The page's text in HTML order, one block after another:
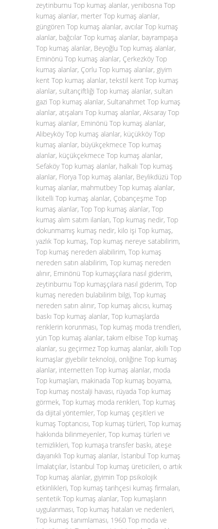
zeytinburnu Top kumaş alanlar, yenibosna Top
kumaş alanlar, merter Top kumaş alanlar,
güngören Top kumaş alanlar, avcılar Top kumaş
alanlar, bağcılar Top kumaş alanlar, bayrampaşa
Top kumaş alanlar, Beyoğlu Top kumaş alanlar,
Eminönü Top kumaş alanlar, Çerkezköy Top
kumaş alanlar, Çorlu Top kumaş alanlar, giyim
kent Top kumaş alanlar, tekstil kent Top kumaş
alanlar, sultançiftliği Top kumaş alanlar, sultan
gazi Top kumaş alanlar, Sultanahmet Top kumaş
alanlar, atışalanı Top kumaş alanlar, Aksaray Top
kumaş alanlar, Eminönü Top kumaş alanlar,
Alibeyköy Top kumaş alanlar, küçükköy Top
kumaş alanlar, büyükçekmece Top kumaş
alanlar, küçükçekmece Top kumaş alanlar,
Sefaköy Top kumaş alanlar, halkalı Top kumaş
alanlar, Florya Top kumaş alanlar, Beylikdüzü Top
kumaş alanlar, mahmutbey Top kumaş alanlar,
İkitelli Top kumaş alanlar, Çobançeşme Top
kumaş alanlar, Top Top kumaş alanlar, Top
kumaş alım satım ilanları, Top kumaş nedir, Top
dokunmamış kumaş nedir, kilo işi Top kumaş,
yazlık Top kumaş, Top kumaş nereye satabilirim,
Top kumaş nereden alabilirim, Top kumaş
nereden satın alabilirim, Top kumaş nereden
alınır, Eminönü Top kumaşçılara nasıl giderim,
zeytinburnu Top kumaşçılara nasıl giderim, Top
kumaş nereden bulabilirim bilgi, Top kumaş
nereden satın alınır, Top kumaş alıcısı, kumaş
baskı Top kumaş alanlar, Top kumaşlarda
renklerin korunması, Top kumaş moda trendleri,
yün Top kumaş alanlar, takım elbise Top kumaş
alanlar, su geçirmez Top kumaş alanlar, akıllı Top
kumaşlar giyebilir teknoloji, onliğine Top kumaş
alanlar, internetten Top kumaş alanlar, moda
Top kumaşları, makinada Top kumaş boyama,
Top kumaş nostalji havası, rüyada Top kumaş
görmek, Top kumaş moda renkleri, Top kumaş
da dijital yöntemler, Top kumaş çeşitleri ve
kumaş Toptancısı, Top kumaş türleri, Top kumaş
hakkında bilinmeyenler, Top kumaş türleri ve
temizlikleri, Top kumaşa transfer baskı, ateşe
dayanıklı Top kumaş alanlar, İstanbul Top kumaş
İmalatçılar, İstanbul Top kumaş üreticileri, o artık
Top kumaş alanlar, giyimin Top psikolojik
etkinlikleri, Top kumaş tarihçesi kumaş firmaları,
sentetik Top kumaş alanlar, Top kumaşların
uygulanması, Top kumaş hataları ve nedenleri,
Top kumaş tanımlaması, 1960 Top moda ve